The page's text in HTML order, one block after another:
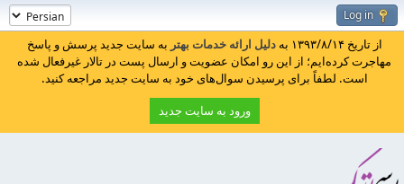
Log in
از تاریخ ۱۳۹۳/۸/۱۴ به دلیل ارائه خدمات بهتر به سایت جدید پرسش و پاسخ
مهاجرت کرده‌ایم؛ از این رو امکان عضویت و ارسال پست در تالار غیرفعال شده
است. لطفاً برای پرسیدن سوال‌های خود به سایت جدید مراجعه کنید.
ورود به سایت جدید